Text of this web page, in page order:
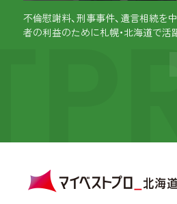
不倫慰謝料、刑事事件、遺言相続を
者の利益のために札幌・北海道で活